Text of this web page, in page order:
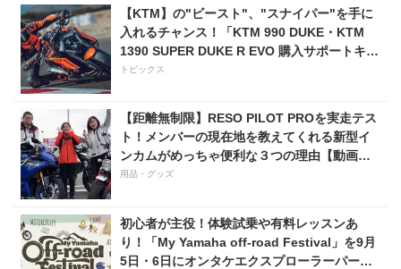
【KTM】の"ビースト"、"スナイパー"を手に
入れるチャンス！「KTM 990 DUKE・KTM
1390 SUPER DUKE R EVO 購入サポートキャ
ンペーン」
トピックス
【距離無制限】RESO PILOT PROを実走テス
ト！メンバーの現在地を教えてくれる新型イ
ンカムがめっちゃ便利な３つの理由【動画付
き】
用品・グッズ
初心者が主役！体験試乗や有料レッスンあ
り！「My Yamaha off-road Festival」を9月
5日・6日にオンタケエクスプローラーパーク